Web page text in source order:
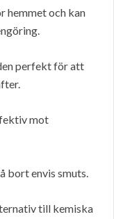
hemmet och kan
perfekt för att
mot
bort envis smuts.
till kemiska